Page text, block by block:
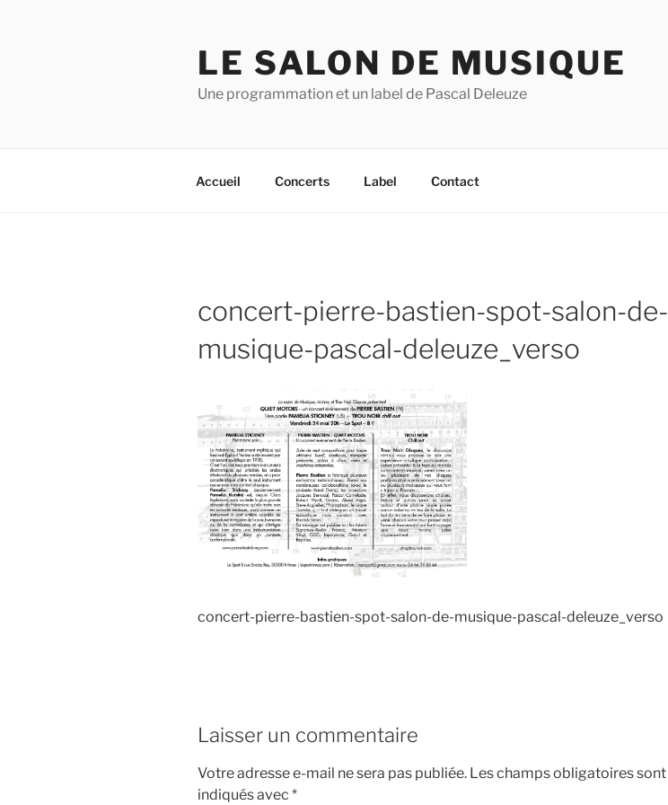
LE SALON DE MUSIQUE
Une programmation et un label de Pascal Deleuze
Accueil Concerts Label Contact
concert-pierre-bastien-spot-salon-de-
musique-pascal-deleuze_verso
concert-pierre-bastien-spot-salon-de-musique-pascal-deleuze_verso
Laisser un commentaire
Votre adresse e-mail ne sera pas publiée. Les champs obligatoires sont
indiqués avec *